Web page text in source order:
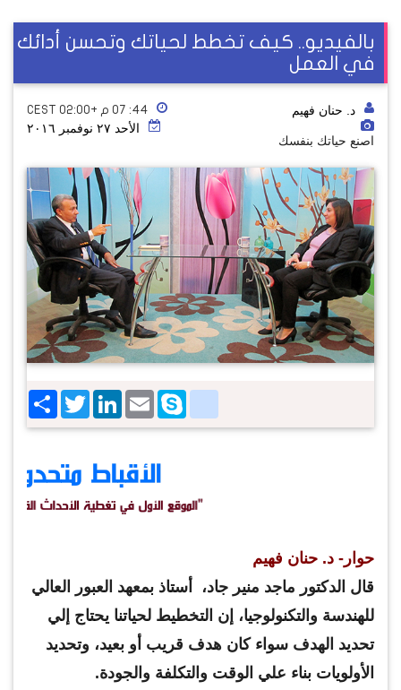
بالفيديو.. كيف تخطط لحياتك وتحسن أدائك
في العمل
د. حنان فهيم
اصنع حياتك بنفسك
٤٤: ٠٧ م +02:00 CEST
الأحد ٢٧ نوفمبر ٢٠١٦
ShareTwitterLinkedIn EmailSkype
google_bookmarks
حوار- د. حنان فهيم
قال الدكتور ماجد منير جاد، أستاذ بمعهد العبور العالي
للهندسة والتكنولوجيا، إن التخطيط لحياتنا يحتاج إلي
تحديد الهدف سواء كان هدف قريب أو بعيد، وتحديد
الأولويات بناء علي الوقت والتكلفة والجودة.